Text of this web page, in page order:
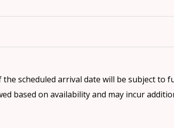
scheduled arrival date will be subject to
based on availability and may incur